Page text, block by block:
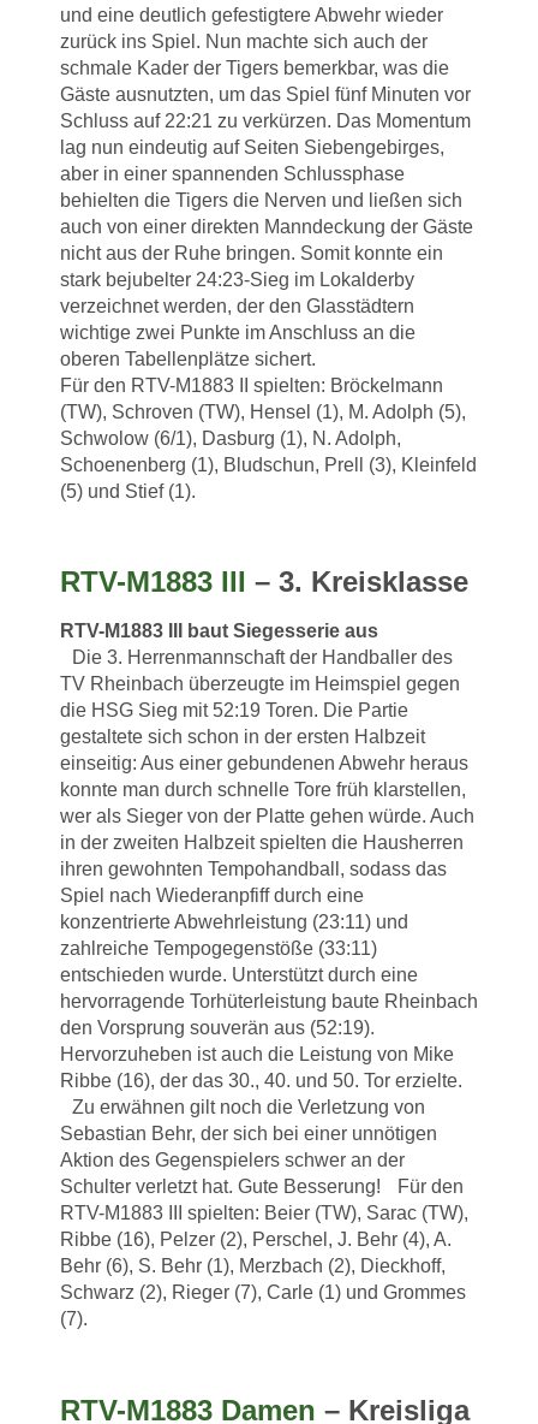
und eine deutlich gefestigtere Abwehr wieder
zurück ins Spiel. Nun machte sich auch der
schmale Kader der Tigers bemerkbar, was die
Gäste ausnutzten, um das Spiel fünf Minuten vor
Schluss auf 22:21 zu verkürzen. Das Momentum
lag nun eindeutig auf Seiten Siebengebirges,
aber in einer spannenden Schlussphase
behielten die Tigers die Nerven und ließen sich
auch von einer direkten Manndeckung der Gäste
nicht aus der Ruhe bringen. Somit konnte ein
stark bejubelter 24:23-Sieg im Lokalderby
verzeichnet werden, der den Glasstädtern
wichtige zwei Punkte im Anschluss an die
oberen Tabellenplätze sichert.
Für den RTV-M1883 II spielten: Bröckelmann
(TW), Schroven (TW), Hensel (1), M. Adolph (5),
Schwolow (6/1), Dasburg (1), N. Adolph,
Schoenenberg (1), Bludschun, Prell (3), Kleinfeld
(5) und Stief (1).
RTV-M1883 III – 3. Kreisklasse
RTV-M1883 III baut Siegesserie aus
Die 3. Herrenmannschaft der Handballer des
TV Rheinbach überzeugte im Heimspiel gegen
die HSG Sieg mit 52:19 Toren. Die Partie
gestaltete sich schon in der ersten Halbzeit
einseitig: Aus einer gebundenen Abwehr heraus
konnte man durch schnelle Tore früh klarstellen,
wer als Sieger von der Platte gehen würde. Auch
in der zweiten Halbzeit spielten die Hausherren
ihren gewohnten Tempohandball, sodass das
Spiel nach Wiederanpfiff durch eine
konzentrierte Abwehrleistung (23:11) und
zahlreiche Tempogegenstöße (33:11)
entschieden wurde. Unterstützt durch eine
hervorragende Torhüterleistung baute Rheinbach
den Vorsprung souverän aus (52:19).
Hervorzuheben ist auch die Leistung von Mike
Ribbe (16), der das 30., 40. und 50. Tor erzielte.
Zu erwähnen gilt noch die Verletzung von
Sebastian Behr, der sich bei einer unnötigen
Aktion des Gegenspielers schwer an der
Schulter verletzt hat. Gute Besserung! Für den
RTV-M1883 III spielten: Beier (TW), Sarac (TW),
Ribbe (16), Pelzer (2), Perschel, J. Behr (4), A.
Behr (6), S. Behr (1), Merzbach (2), Dieckhoff,
Schwarz (2), Rieger (7), Carle (1) und Grommes
(7).
RTV-M1883 Damen – Kreisliga